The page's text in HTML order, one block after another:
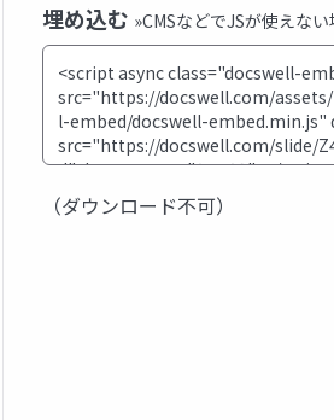
埋め込む »CMSなどでJSが使えな
（ダウンロード不可）